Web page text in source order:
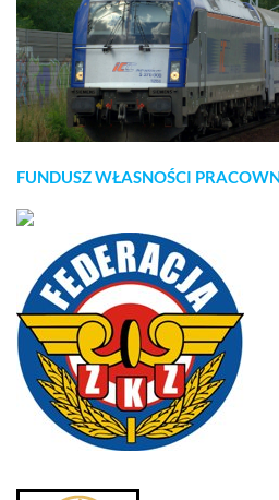
FUNDUSZ WŁASNOŚCI